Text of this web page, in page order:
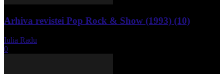
Arhiva revistei Pop Rock & Show (1993) (10)
Iulia Radu
0